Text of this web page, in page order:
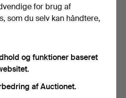
for brug af
som du selv kan håndtere,
og funktioner baseret
af Auctionet.